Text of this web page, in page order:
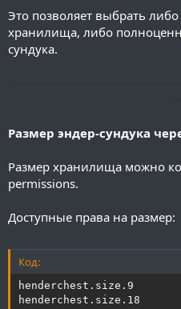
Это позволяет выбрать
хранилища, либо
сундука.
Размер эндер-сундука
Размер хранилища можно
permissions.
Доступные права на размер:
Код:
henderchest.size.9
henderchest.size.18